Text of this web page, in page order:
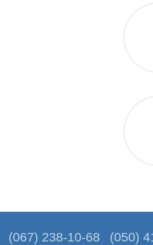
(067) 238-10-68 (050)